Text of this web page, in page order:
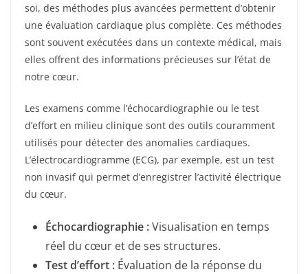
soi, des méthodes plus avancées permettent d’obtenir
une évaluation cardiaque plus complète. Ces méthodes
sont souvent exécutées dans un contexte médical, mais
elles offrent des informations précieuses sur l’état de
notre cœur.
Les examens comme l’échocardiographie ou le test
d’effort en milieu clinique sont des outils couramment
utilisés pour détecter des anomalies cardiaques.
L’électrocardiogramme (ECG), par exemple, est un test
non invasif qui permet d’enregistrer l’activité électrique
du cœur.
Échocardiographie :Visualisation en temps
réel du cœur et de ses structures.
Test d’effort : Évaluation de la réponse du